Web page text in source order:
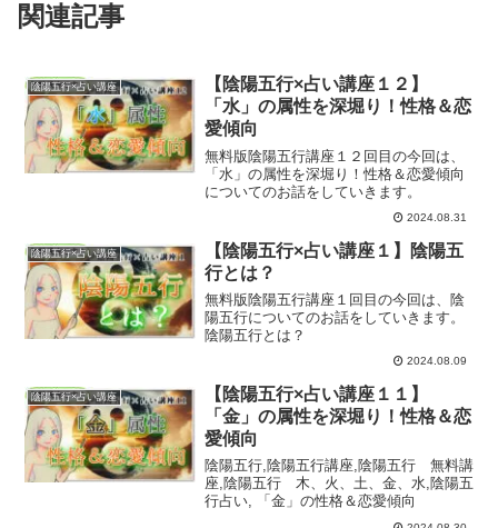
関連記事
陰陽五行×占い講座
【陰陽五行×占い講座１２】
「水」の属性を深堀り！性格＆恋
愛傾向
無料版陰陽五行講座１２回目の今回は、
「水」の属性を深堀り！性格＆恋愛傾向
についてのお話をしていきます。
2024.08.31
陰陽五行×占い講座
【陰陽五行×占い講座１】陰陽五
行とは？
無料版陰陽五行講座１回目の今回は、陰
陽五行についてのお話をしていきます。
陰陽五行とは？
2024.08.09
陰陽五行×占い講座
【陰陽五行×占い講座１１】
「金」の属性を深堀り！性格＆恋
愛傾向
陰陽五行,陰陽五行講座,陰陽五行 無料講
座,陰陽五行 木、火、土、金、水,陰陽五
行占い, 「金」の性格＆恋愛傾向